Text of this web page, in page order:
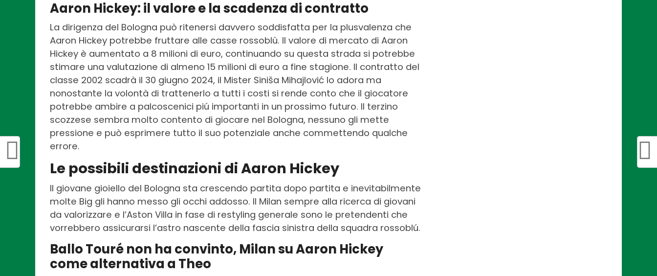
Aaron Hickey: il valore e la scadenza di contratto
La dirigenza del Bologna può ritenersi davvero soddisfatta per la plusvalenza che
Aaron Hickey potrebbe fruttare alle casse rossoblù. Il valore di mercato di Aaron
Hickey è aumentato a 8 milioni di euro, continuando su questa strada si potrebbe
stimare una valutazione di almeno 15 milioni di euro a fine stagione. Il contratto del
classe 2002 scadrà il 30 giugno 2024, il Mister Siniša Mihajlović lo adora ma
nonostante la volontà di trattenerlo a tutti i costi si rende conto che il giocatore
potrebbe ambire a palcoscenici piú importanti in un prossimo futuro. Il terzino
scozzese sembra molto contento di giocare nel Bologna, nessuno gli mette
pressione e può esprimere tutto il suo potenziale anche commettendo qualche
errore.
Le possibili destinazioni di Aaron Hickey
Il giovane gioiello del Bologna sta crescendo partita dopo partita e inevitabilmente
molte Big gli hanno messo gli occhi addosso. Il Milan sempre alla ricerca di giovani
da valorizzare e l’Aston Villa in fase di restyling generale sono le pretendenti che
vorrebbero assicurarsi l’astro nascente della fascia sinistra della squadra rossoblú.
Ballo Touré non ha convinto, Milan su Aaron Hickey
come alternativa a Theo